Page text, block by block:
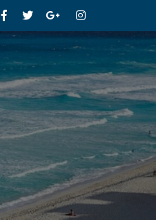
FacebookTwitterGoogle+Instagram